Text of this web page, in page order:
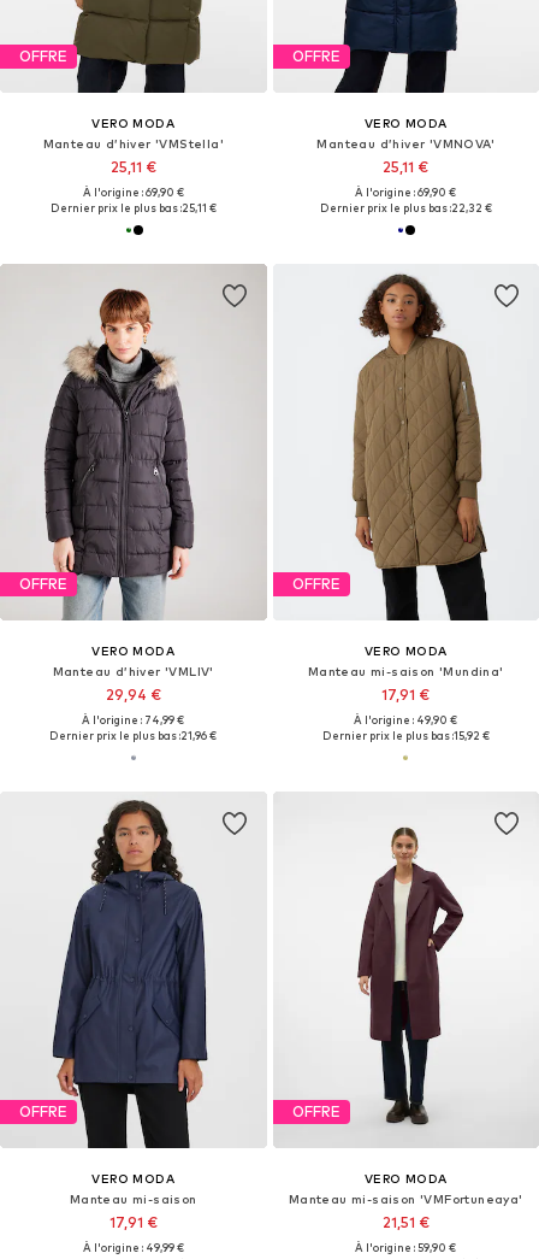
OFFRE
VERO MODA
Manteau d’hiver 'VMStella'
25,11 €
À l'origine : 69,90 €
Dernier prix le plus bas :25,11 €
OFFRE
VERO MODA
Manteau d’hiver 'VMNOVA'
25,11 €
À l'origine : 69,90 €
Dernier prix le plus bas :22,32 €
OFFRE
VERO MODA
Manteau d’hiver 'VMLIV'
29,94 €
À l'origine : 74,99 €
Dernier prix le plus bas :21,96 €
OFFRE
VERO MODA
Manteau mi-saison 'Mundina'
17,91 €
À l'origine : 49,90 €
Dernier prix le plus bas :15,92 €
OFFRE
VERO MODA
Manteau mi-saison
17,91 €
À l'origine : 49,99 €
OFFRE
VERO MODA
Manteau mi-saison 'VMFortuneaya'
21,51 €
À l'origine : 59,90 €